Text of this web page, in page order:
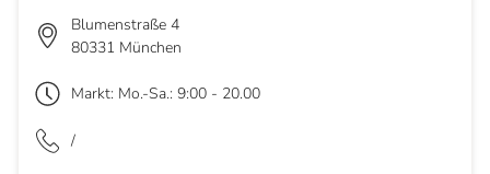
Blumenstraße 4
80331 München
Markt: Mo.-Sa.: 9:00 - 20.00
/